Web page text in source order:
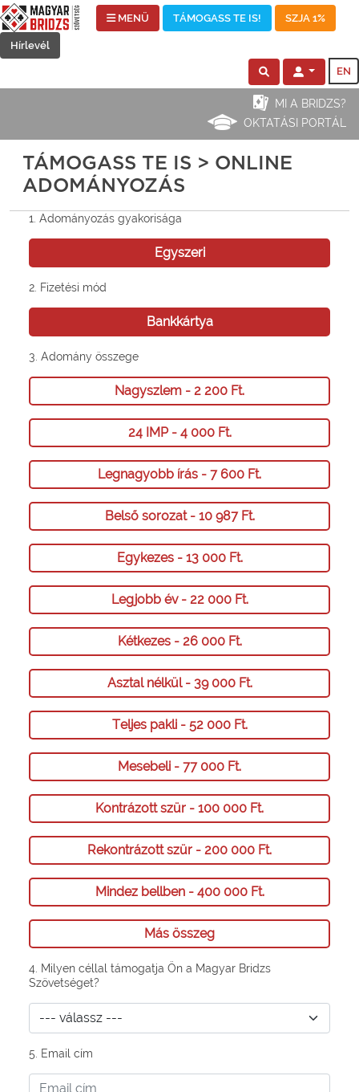
MENÜ TÁMOGASS TE IS! SZJA 1%
Hírlevél
EN
MI A BRIDZS?
OKTATÁSI PORTÁL
TÁMOGASS TE IS > ONLINE
ADOMÁNYOZÁS
1. Adományozás gyakorisága
Egyszeri
2. Fizetési mód
Bankkártya
3. Adomány összege
Nagyszlem - 2 200 Ft.
24 IMP - 4 000 Ft.
Legnagyobb írás - 7 600 Ft.
Belső sorozat - 10 987 Ft.
Egykezes - 13 000 Ft.
Legjobb év - 22 000 Ft.
Kétkezes - 26 000 Ft.
Asztal nélkül - 39 000 Ft.
Teljes pakli - 52 000 Ft.
Mesebeli - 77 000 Ft.
Kontrázott szür - 100 000 Ft.
Rekontrázott szür - 200 000 Ft.
Mindez bellben - 400 000 Ft.
Más összeg
4. Milyen céllal támogatja Ön a Magyar Bridzs
Szövetséget?
5. Email cím